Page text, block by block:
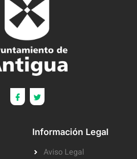
Información Legal
Aviso Legal